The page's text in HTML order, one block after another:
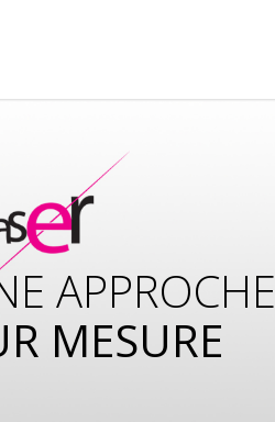
MESURE
APPROCHE